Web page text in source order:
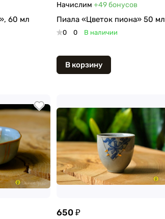
60 мл
Начислим +49 бонусов
Пиала «Цветок пиона» 50 мл
0 0 В наличии
В корзину
650 ₽